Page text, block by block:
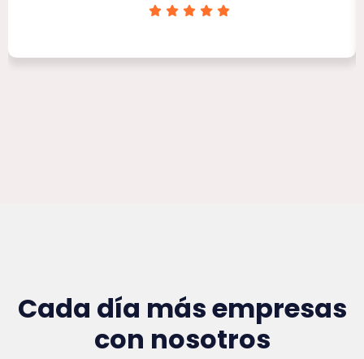
Cada día más empresas
con nosotros